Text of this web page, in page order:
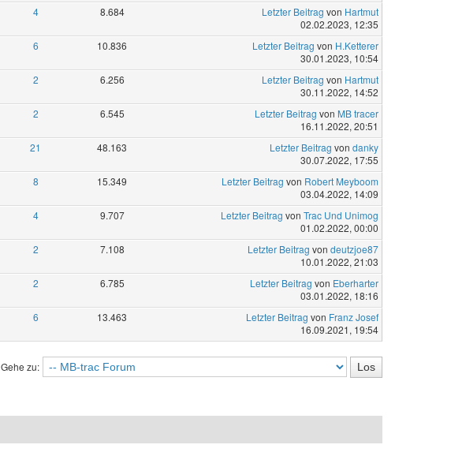
4 8.684 Letzter Beitrag von Hartmut
02.02.2023, 12:35
6 10.836 Letzter Beitrag von H.Ketterer
30.01.2023, 10:54
2 6.256 Letzter Beitrag von Hartmut
30.11.2022, 14:52
2 6.545 Letzter Beitrag von MB tracer
16.11.2022, 20:51
21 48.163 Letzter Beitrag von danky
30.07.2022, 17:55
8 15.349 Letzter Beitrag von Robert Meyboom
03.04.2022, 14:09
4 9.707 Letzter Beitrag von Trac Und Unimog
01.02.2022, 00:00
2 7.108 Letzter Beitrag von deutzjoe87
10.01.2022, 21:03
2 6.785 Letzter Beitrag von Eberharter
03.01.2022, 18:16
6 13.463 Letzter Beitrag von Franz Josef
16.09.2021, 19:54
Gehe zu: